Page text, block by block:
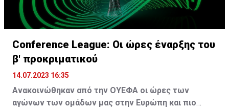
Conference League: Οι ώρες έναρξης του
β' προκριματικού
14.07.2023 16:35
Ανακοινώθηκαν από την ΟΥΕΦΑ οι ώρες των
αγώνων των ομάδων μας στην Ευρώπη και πιο